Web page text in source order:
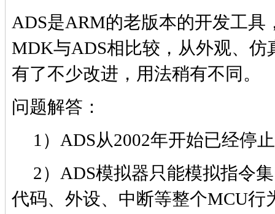
ADS是ARM的老版本的开发工
MDK与ADS相比较，从外观、
有了不少改进，用法稍有不同。
问题解答：
1） ADS从2002年开始已经停
2）ADS模拟器只能模拟指令
代码、外设、中断等整个MCU行